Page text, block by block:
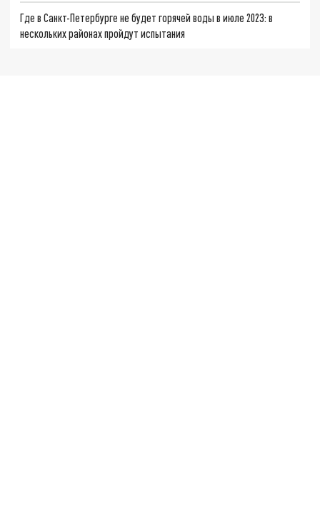
Где в Санкт-Петербурге не будет горячей воды в июле 2023: в
нескольких районах пройдут испытания